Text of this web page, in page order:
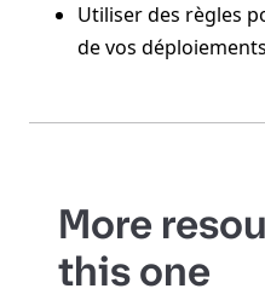
Utiliser des règles
de vos déploiements
More
this one